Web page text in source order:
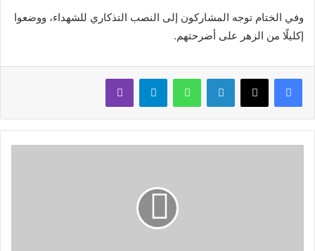
وفي الختام توجه المشاركون إلى النصب التذكاري للشهداء، ووضعوا
إكليلًا من الزهر على أضرحتهم.
لينكدإن واتساب تيلقرام ڤايبر